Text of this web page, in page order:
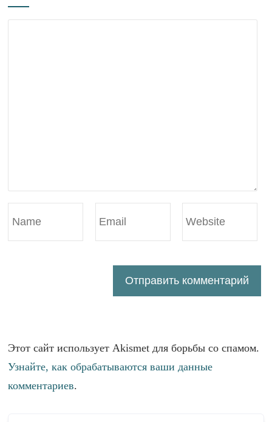
Этот сайт использует Akismet для борьбы со спамом.
Узнайте, как обрабатываются ваши данные
комментариев.